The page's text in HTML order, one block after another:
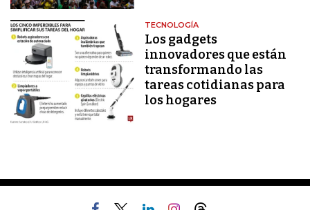
TECNOLOGÍA
Los gadgets
innovadores que están
transformando las
tareas cotidianas para
los hogares